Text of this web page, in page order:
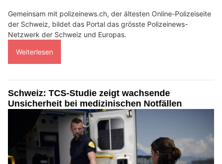
Gemeinsam mit polizeinews.ch, der ältesten Online-Polizeiseite
der Schweiz, bildet das Portal das grösste Polizeinews-
Netzwerk der Schweiz und Europas.
Weiterlesen
Schweiz: TCS-Studie zeigt wachsende
Unsicherheit bei medizinischen Notfällen